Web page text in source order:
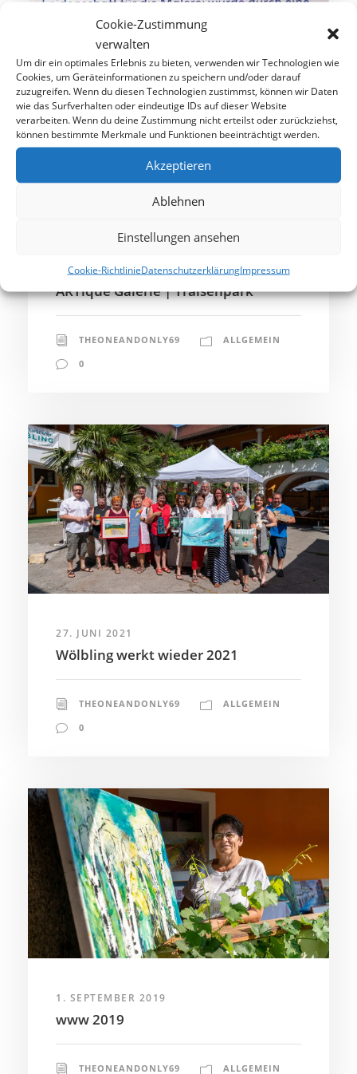
Cookie-Zustimmung
verwalten
Um dir ein optimales Erlebnis zu bieten, verwenden wir Technologien wie
Cookies, um Geräteinformationen zu speichern und/oder darauf
zuzugreifen. Wenn du diesen Technologien zustimmst, können wir Daten
wie das Surfverhalten oder eindeutige IDs auf dieser Website
verarbeiten. Wenn du deine Zustimmung nicht erteilst oder zurückziehst,
können bestimmte Merkmale und Funktionen beeinträchtigt werden.
Akzeptieren
Ablehnen
Einstellungen ansehen
Cookie-RichtlinieDatenschutzerklärungImpressum
13. FEBRUAR 2024
ARTique Galerie | Traisenpark
THEONEANDONLY69
ALLGEMEIN
0
27. JUNI 2021
Wölbling werkt wieder 2021
THEONEANDONLY69
ALLGEMEIN
0
1. SEPTEMBER 2019
www 2019
THEONEANDONLY69 ALLGEMEIN